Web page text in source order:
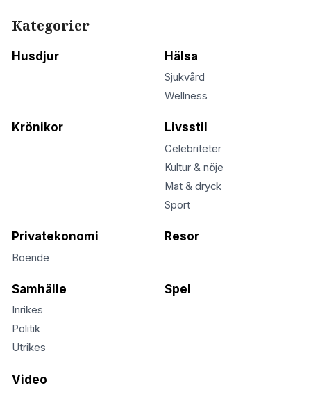
Kategorier
Husdjur Hälsa
Sjukvård
Wellness
Krönikor Livsstil
Celebriteter
Kultur & nöje
Mat & dryck
Sport
Privatekonomi
Boende
Resor
Samhälle
Inrikes
Politik
Utrikes
Spel
Video